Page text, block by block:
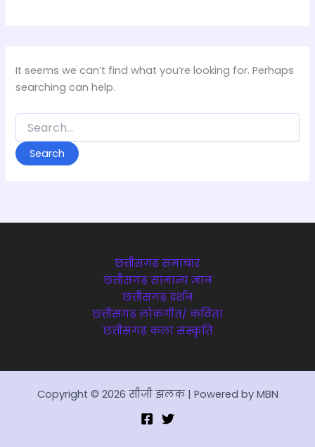
It seems we can’t find what you’re looking for. Perhaps
searching can help.
for:
छत्तीसगढ़ समाचार
छत्तीसगढ़ सामान्य ज्ञान
छत्तीसगढ़ दर्शन
छत्तीसगढ़ लोकगीत/ कविता
छत्तीसगढ़ कला संस्कृति
Copyright © 2026 सीजी झलक | Powered by MBN